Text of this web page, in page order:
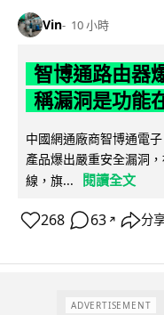
Vin 10 小時
智博通路由器
稱漏洞是功能
中國網通廠商智博通電
產品爆出嚴重安全漏洞
線，旗...
閱讀全文
268 63 ↗ 分
ADVERTISEMENT